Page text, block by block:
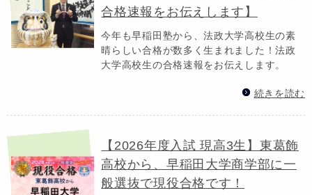
合格速報をお伝えします】
今年も早稲田塾から、法政大学高校生の素
晴らしい合格が数多く生まれました！法政
大学高校生の合格速報をお伝えします。
続きを読む
【2026年度入試 現高3生】東葛飾
高校から、早稲田大学商学部に一
般選抜で現役合格です！